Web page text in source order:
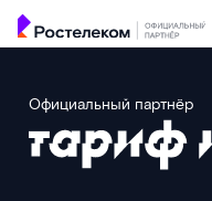
Официальный партнёр